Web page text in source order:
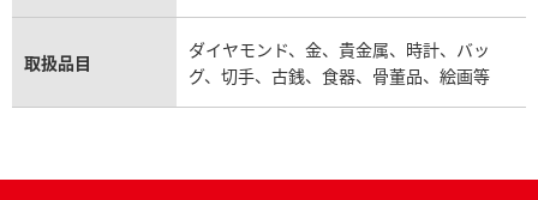
取扱品目
ダイヤモンド、金、貴金属、時計、バッ
グ、切手、古銭、食器、骨董品、絵画等